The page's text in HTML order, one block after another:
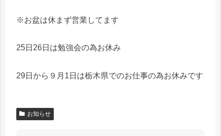
※お盆は休まず営業してます
25日26日は勉強会の為お休み
29日から９月1日は栃木県でのお仕事の為お休みです
お知らせ